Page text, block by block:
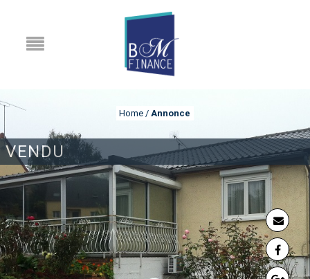
VENDU
Home / Annonce
ANNONCE